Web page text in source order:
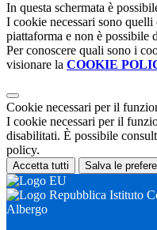
In questa schermata è
I cookie necessari sono
piattaforma e non è possibile
Per conoscere quali sono i
visionare la COOKIE
Cookie necessari per il
I cookie necessari per il
disabilitati. È possibile
policy.
Accetta tutti Salva le
Istituto
Albergo